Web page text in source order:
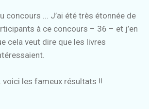
concours ... J’ai été très étonnée de
à ce concours – 36 – et j’en
cela veut dire que les livres
voici les fameux résultats !!